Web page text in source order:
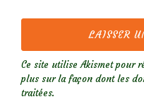
Ce site utilise Akismet pour
plus sur la façon dont les
traitées.